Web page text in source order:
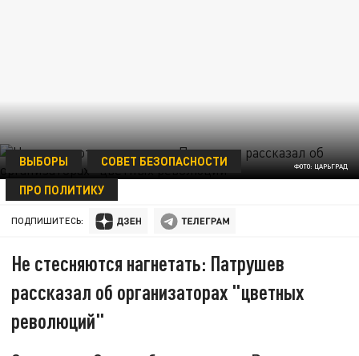
ФОТО: ЦАРЬГРАД
ВЫБОРЫ
СОВЕТ БЕЗОПАСНОСТИ
ПРО ПОЛИТИКУ
18 МАЯ 17:40
ПОДПИШИТЕСЬ:
Не стесняются нагнетать: Патрушев
рассказал об организаторах "цветных
революций"